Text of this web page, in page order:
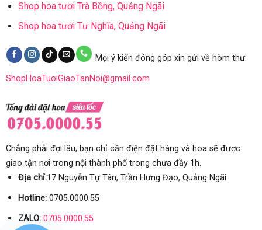
Shop hoa tươi Trà Bồng, Quảng Ngãi
Shop hoa tươi Tư Nghĩa, Quảng Ngãi
Mọi ý kiến đóng góp xin gửi về hòm thư:
ShopHoaTuoiGiaoTanNoi@gmail.com
Chẳng phải đợi lâu, bạn chỉ cần điện đặt hàng và hoa sẽ được
giao tận nơi trong nội thành phố trong chưa đầy 1h.
Địa chỉ:17 Nguyễn Tự Tân, Trần Hưng Đạo, Quảng Ngãi
Hotline:0705.0000.55
ZALO: 0705.0000.55